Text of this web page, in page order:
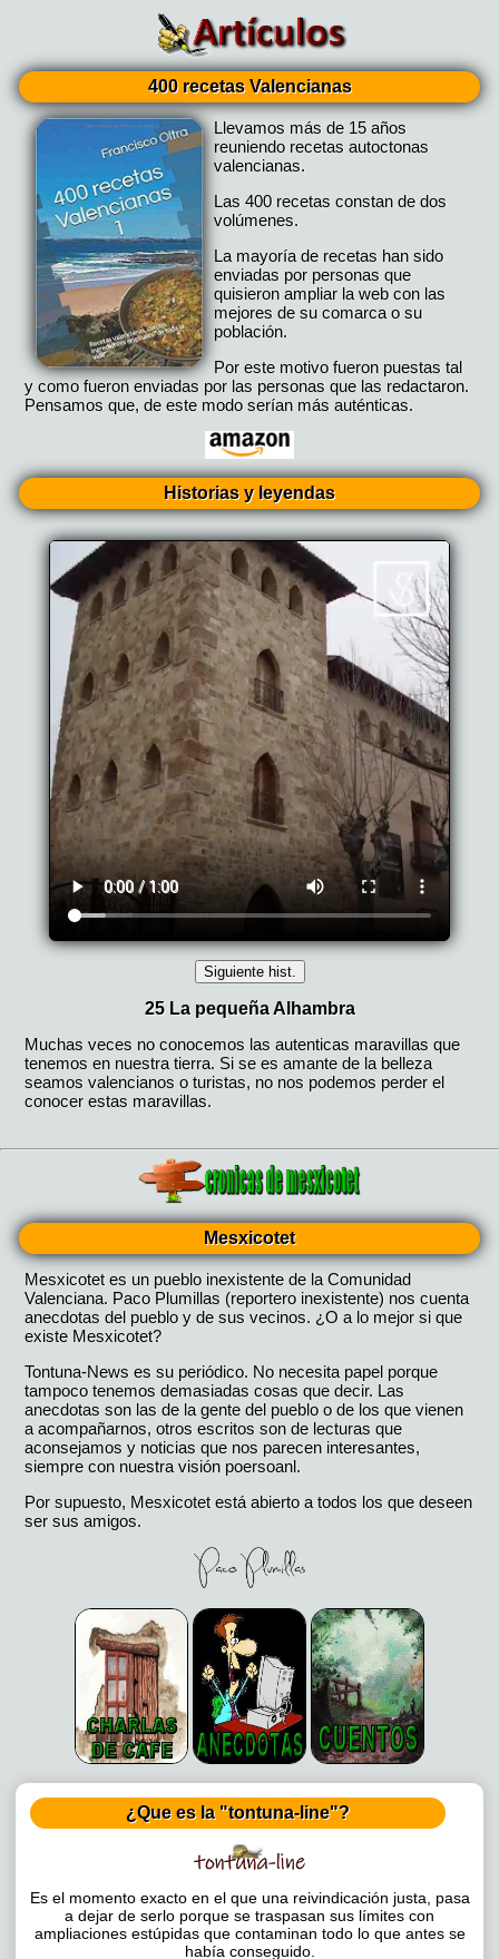
400 recetas Valencianas
Llevamos más de 15 años
reuniendo recetas autoctonas
valencianas.
Las 400 recetas constan de dos
volúmenes.
La mayoría de recetas han sido
enviadas por personas que
quisieron ampliar la web con las
mejores de su comarca o su
población.
Por este motivo fueron puestas tal
y como fueron enviadas por las personas que las redactaron.
Pensamos que, de este modo serían más auténticas.
Historias y leyendas
Mesxicotet
Mesxicotet es un pueblo inexistente de la Comunidad
Valenciana. Paco Plumillas (reportero inexistente) nos cuenta
anecdotas del pueblo y de sus vecinos. ¿O a lo mejor si que
existe Mesxicotet?
Tontuna-News es su periódico. No necesita papel porque
tampoco tenemos demasiadas cosas que decir. Las
anecdotas son las de la gente del pueblo o de los que vienen
a acompañarnos, otros escritos son de lecturas que
aconsejamos y noticias que nos parecen interesantes,
siempre con nuestra visión poersoanl.
Por supuesto, Mesxicotet está abierto a todos los que deseen
ser sus amigos.
¿Que es la "tontuna-line"?
Es el momento exacto en el que una reivindicación justa, pasa
a dejar de serlo porque se traspasan sus límites con
ampliaciones estúpidas que contaminan todo lo que antes se
había conseguido.